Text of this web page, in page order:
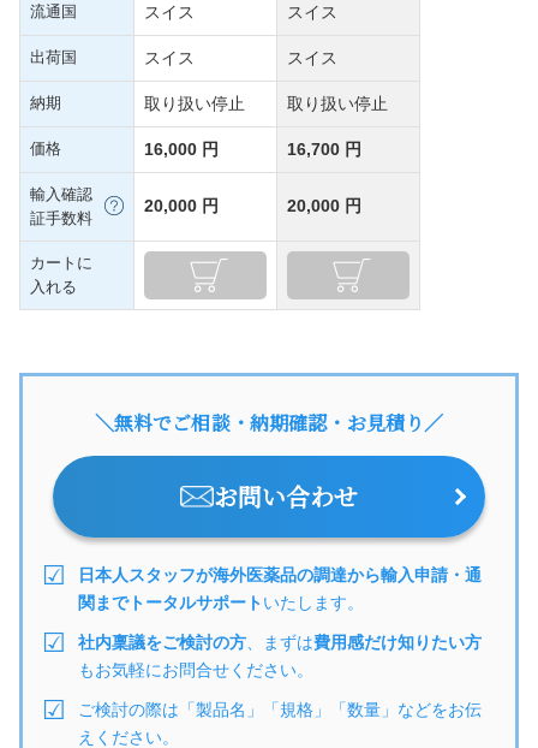
流通国 スイス スイス
出荷国 スイス スイス
納期 取り扱い停止 取り扱い停止
価格 16,000 円 16,700 円
輸入確認
証手数料
20,000 円 20,000 円
カートに
入れる
＼無料でご相談・納期確認・お見積り／
お問い合わせ
日本人スタッフが海外医薬品の調達から輸入申請・通
関までトータルサポートいたします。
社内稟議をご検討の方 、まずは費用感だけ知りたい方
もお気軽にお問合せください。
ご検討の際は「製品名」「規格」「数量」などをお伝
えください。